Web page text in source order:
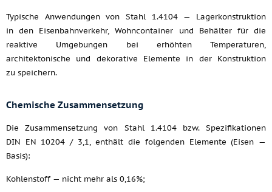
Typische Anwendungen von Stahl 1.4104 — Lagerkonstruktion
in den Eisenbahnverkehr, Wohncontainer und Behälter für die
reaktive Umgebungen bei erhöhten Temperaturen,
architektonische und dekorative Elemente in der Konstruktion
zu speichern.
Chemische Zusammensetzung
Die Zusammensetzung von Stahl 1.4104 bzw. Spezifikationen
DIN EN 10204 / 3,1, enthält die folgenden Elemente (Eisen —
Basis):
Kohlenstoff — nicht mehr als 0,16%;